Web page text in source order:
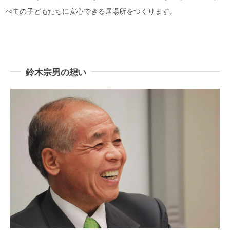
べての子どもたちに安心できる居場所をつくります。
鈴木宗男の想い